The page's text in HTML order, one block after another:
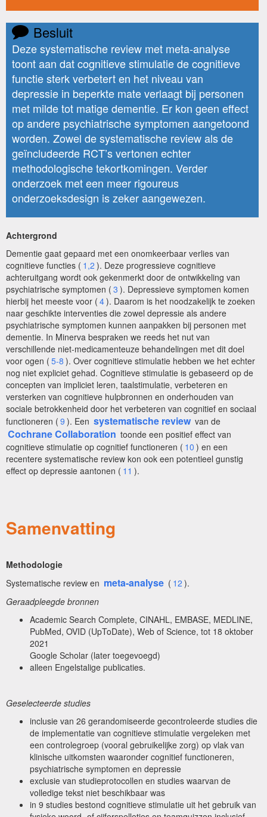
Besluit
Deze systematische review met meta-analyse
toont aan dat cognitieve stimulatie de cognitieve
functie sterk verbetert en het niveau van
depressie in beperkte mate verlaagt bij personen
met milde tot matige dementie. Er kon geen effect
op andere psychiatrische symptomen aangetoond
worden. Zowel de systematische review als de
geïncludeerde RCT’s vertonen echter
methodologische tekortkomingen. Verder
onderzoek met een meer rigoureus
onderzoeksdesign is zeker aangewezen.
Achtergrond
Dementie gaat gepaard met een onomkeerbaar verlies van
cognitieve functies ( 1,2 ). Deze progressieve cognitieve
achteruitgang wordt ook gekenmerkt door de ontwikkeling van
psychiatrische symptomen ( 3 ). Depressieve symptomen komen
hierbij het meeste voor ( 4). Daarom is het noodzakelijk te zoeken
naar geschikte interventies die zowel depressie als andere
psychiatrische symptomen kunnen aanpakken bij personen met
dementie. In Minerva bespraken we reeds het nut van
verschillende niet-medicamenteuze behandelingen met dit doel
voor ogen ( 5-8 ). Over cognitieve stimulatie hebben we het echter
nog niet expliciet gehad. Cognitieve stimulatie is gebaseerd op de
concepten van impliciet leren, taalstimulatie, verbeteren en
versterken van cognitieve hulpbronnen en onderhouden van
sociale betrokkenheid door het verbeteren van cognitief en sociaal
functioneren ( 9 ). Een systematische review van de
Cochrane Collaboration toonde een positief effect van
cognitieve stimulatie op cognitief functioneren ( 10 ) en een
recentere systematische review kon ook een potentieel gunstig
effect op depressie aantonen ( 11 ).
Samenvatting
Methodologie
Systematische review en meta-analyse ( 12 ).
Geraadpleegde bronnen
Academic Search Complete, CINAHL, EMBASE, MEDLINE,
PubMed, OVID (UpToDate), Web of Science, tot 18 oktober
2021
Google Scholar (later toegevoegd)
alleen Engelstalige publicaties.
Geselecteerde studies
inclusie van 26 gerandomiseerde gecontroleerde studies die
de implementatie van cognitieve stimulatie vergeleken met
een controlegroep (vooral gebruikelijke zorg) op vlak van
klinische uitkomsten waaronder cognitief functioneren,
psychiatrische symptomen en depressie
exclusie van studieprotocollen en studies waarvan de
volledige tekst niet beschikbaar was
in 9 studies bestond cognitieve stimulatie uit het gebruik van